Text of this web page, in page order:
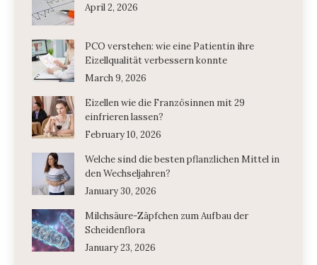
April 2, 2026
PCO verstehen: wie eine Patientin ihre
Eizellqualität verbessern konnte
March 9, 2026
Eizellen wie die Französinnen mit 29
einfrieren lassen?
February 10, 2026
Welche sind die besten pflanzlichen Mittel in
den Wechseljahren?
January 30, 2026
Milchsäure-Zäpfchen zum Aufbau der
Scheidenflora
January 23, 2026